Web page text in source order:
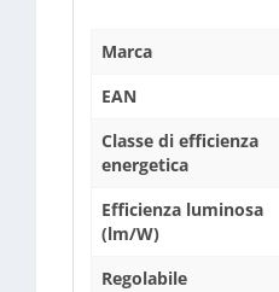
Marca
EAN
Classe di efficienza
energetica
Efficienza luminosa
(lm/W)
Regolabile